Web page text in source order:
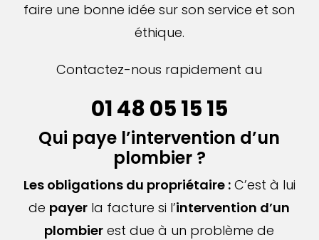
faire une bonne idée sur son service et son
éthique.
Contactez-nous rapidement au
01 48 05 15 15
Qui paye l’intervention d’un
plombier ?
Les obligations du propriétaire :C’est à lui
de payer la facture si l’intervention d’un
plombier est due à un problème de